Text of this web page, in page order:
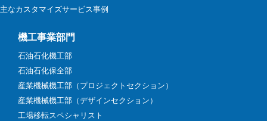
主なカスタマイズサービス事例
機工事業部門
石油石化機工部
石油石化保全部
産業機械機工部（プロジェクトセクション）
産業機械機工部（デザインセクション）
工場移転スペシャリスト